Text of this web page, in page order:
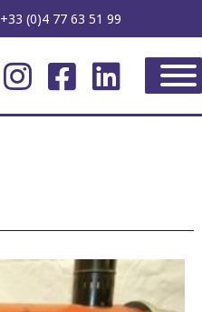
+33 (0)4 77 63 51 99